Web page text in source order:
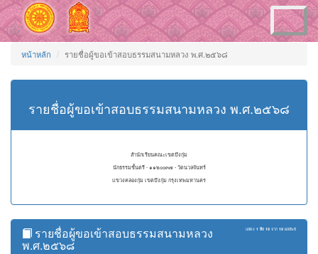
Toggle
navigation
หน้าหลัก รายชื่อผู้ขอเข้าสอบธรรมสนามหลวง พ.ศ.๒๕๖๘
รายชื่อผู้ขอเข้าสอบธรรมสนามหลวง พ.ศ.๒๕๖๘
สำนักเรียนคณะเขตบึงกุ่ม
นักธรรมชั้นตรี - ๑๑๒๐๐๓๗ - วัดนวลจันทร์
แขวงคลองกุ่ม เขตบึงกุ่ม กรุงเทพมหานคร
แสดง 1 ถึง 19 จาก 19 ผลลัพธ์
รายชื่อผู้ขอเข้าสอบธรรมสนามหลวง
พ.ศ.๒๕๖๘